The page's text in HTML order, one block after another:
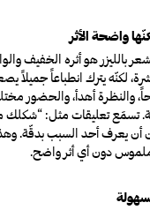
واضحة الأثر
بالليزر هو أثره الخفيف
لكنّه يترك انطباعاً جميلاً
والنظرة أهدأ، والحضور
تسمَع تعليقات مثل: “شكلك
أن يعرف أحد السبب بدقّة.
دون أي أثر واضح.